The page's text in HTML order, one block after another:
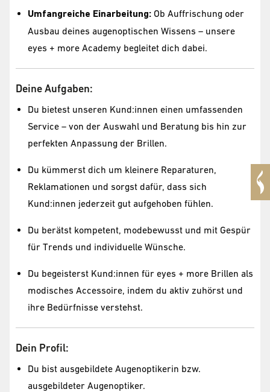
Umfangreiche Einarbeitung: Ob Auffrischung oder
Ausbau deines augenoptischen Wissens – unsere
eyes + more Academy begleitet dich dabei.
Deine Aufgaben:
Du bietest unseren Kund:innen einen umfassenden
Service – von der Auswahl und Beratung bis hin zur
perfekten Anpassung der Brillen.
Du kümmerst dich um kleinere Reparaturen,
Reklamationen und sorgst dafür, dass sich
Kund:innen jederzeit gut aufgehoben fühlen.
Du berätst kompetent, modebewusst und mit Gespür
für Trends und individuelle Wünsche.
Du begeisterst Kund:innen für eyes + more Brillen als
modisches Accessoire, indem du aktiv zuhörst und
ihre Bedürfnisse verstehst.
Dein Profil:
Du bist ausgebildete Augenoptikerin bzw.
ausgebildeter Augenoptiker.